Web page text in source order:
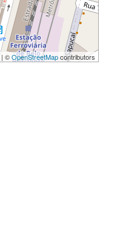
| ©OpenStreetMapcontributors